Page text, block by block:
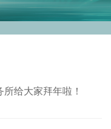
给大家拜年啦！